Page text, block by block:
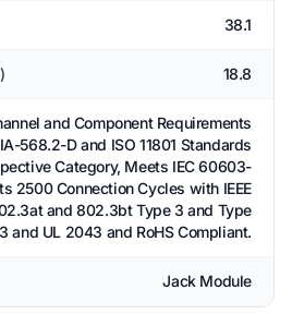
38.1
18.8
and Component Requirements
568.2-D and ISO 11801 Standards
Category, Meets IEC 60603-
2500 Connection Cycles with IEEE
and 802.3bt Type 3 and Type
and UL 2043 and RoHS Compliant.
Jack Module